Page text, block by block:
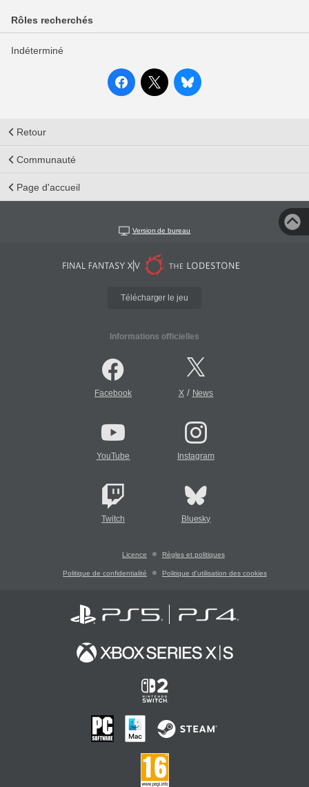
Rôles recherchés
Indéterminé
Retour
Communauté
Page d'accueil
Version de bureau
Télécharger le jeu
Informations officielles
Facebook X/ News
YouTube Instagram
Twitch Bluesky
Licence Règles et politiques
Politique de confidentialité Politique d'utilisation des cookies